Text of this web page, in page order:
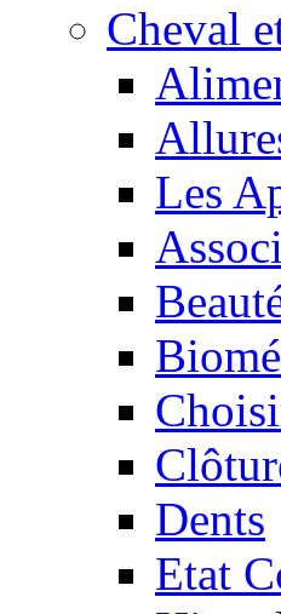
Cheval
Les
Dents
Etat